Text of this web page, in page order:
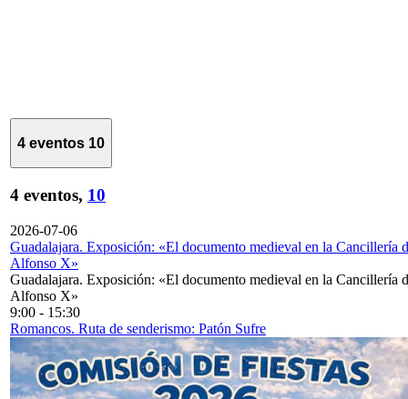
4 eventos 10
4 eventos, 10
2026-07-06
Guadalajara. Exposición: «El documento medieval en la Cancillería
Alfonso X»
Guadalajara. Exposición: «El documento medieval en la Cancillería
Alfonso X»
9:00 - 15:30
Romancos. Ruta de senderismo: Patón Sufre